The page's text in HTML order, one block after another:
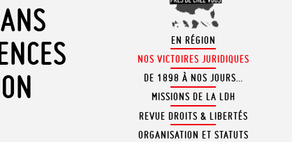
EN RÉGION
NOS VICTOIRES JURIDIQUES
DE 1898 À NOS JOURS…
MISSIONS DE LA LDH
REVUE DROITS & LIBERTÉS
ORGANISATION ET STATUTS